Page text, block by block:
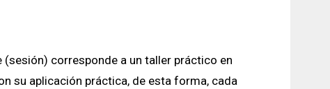
corresponde a un taller práctico en
su aplicación práctica, de esta forma, cada